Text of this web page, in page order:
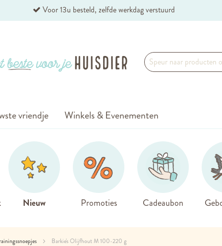
Voor 13u besteld, zelfde werkdag verstuurd
Nieuw Promoties Cadeaubon
vriendje Winkels & Evenementen
Barkie's Olijfhout M 100-220 g